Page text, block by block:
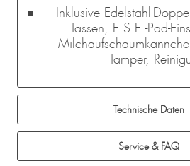
Inklusive Edelstahl-
Tassen, E.S.E.-Pad-
Tamper,
Technische Daten
Service & FAQ